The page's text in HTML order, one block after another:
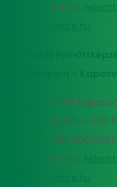
E-mail:
MATE
Központ -
7400
Telefon: +36
505 800/
E-mail: